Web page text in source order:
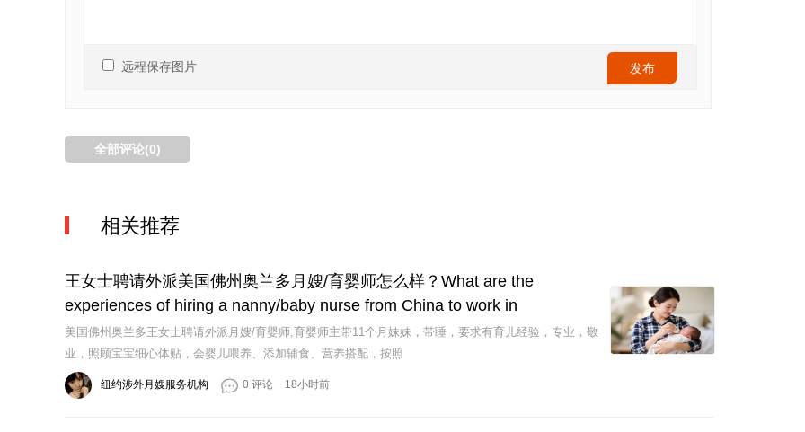
远程保存图片
全部评论(0)
相关推荐
王女士聘请外派美国佛州奥兰多月嫂/育婴师怎么样？What are the
experiences of hiring a nanny/baby nurse from China to work in
美国佛州奥兰多王女士聘请外派月嫂/育婴师,育婴师主带11个月妹妹，带睡，要求有育儿经验，专业，敬
业，照顾宝宝细心体贴，会婴儿喂养、添加辅食、营养搭配，按照
纽约涉外月嫂服务机构 0 评论 18小时前